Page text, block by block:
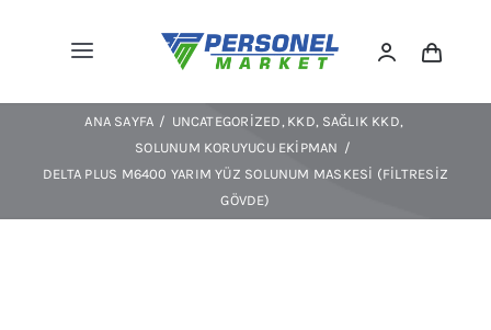
Toggle
Navigation
Kıyafetler
Spor/outdoor
KKD
ANA SAYFA UNCATEGORIZED KKD SAĞLIK KKD
SOLUNUM KORUYUCU EKIPMAN
DELTA PLUS M6400 YARIM YÜZ SOLUNUM MASKESI (FILTRESIZ
GÖVDE)